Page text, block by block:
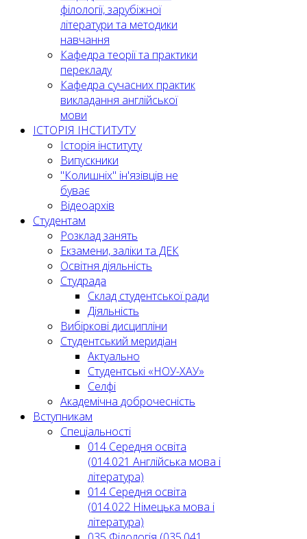
філології, зарубіжної
літератури та методики
навчання
Кафедра теорії та практики
перекладу
Кафедра сучасних практик
викладання англійської
мови
ІСТОРІЯ ІНСТИТУТУ
Історія інституту
Випускники
"Колишніх" ін'язівців не
буває
Відеоархів
Студентам
Розклад занять
Екзамени, заліки та ДЕК
Освітня діяльність
Студрада
Склад студентської ради
Діяльність
Вибіркові дисципліни
Студентський меридіан
Актуально
Студентські «НОУ-ХАУ»
Селфі
Академічна доброчесність
Вступникам
Спеціальності
014 Середня освіта
(014.021 Англійська мова і
література)
014 Середня освіта
(014.022 Німецька мова і
література)